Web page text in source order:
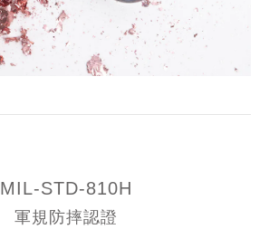
MIL-STD-810H
軍規防摔認證